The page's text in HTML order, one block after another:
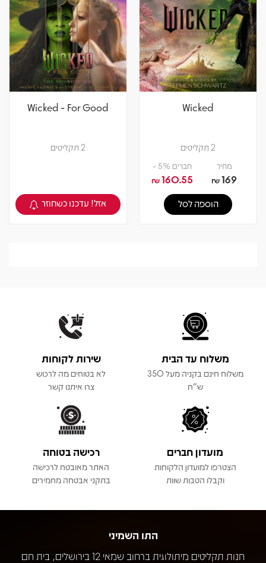
Wicked
2 תקליטים
מחיר
169
₪
חברים 5% -
160.55
₪
הוספה לסל
Wicked - For Good
2 תקליטים
צפיה במוצר
אזל! עדכנו כשחוזר
משלוח עד הבית
משלוח חינם בקניה מעל 350
ש"ח
שירות לקוחות
לא בטוחים מה לרכוש
צרו איתנו קשר
מועדון חברים
הצטרפו למועדון הלקוחות
וקבלו הטבות שוות
רכישה בטוחה
האתר מאובטח לרכישה
בתקני אבטחה מחמירים
התו השמיני
חנות תקליטים מיתולוגית ברחוב שמאי 12 בירושלים, בית חם